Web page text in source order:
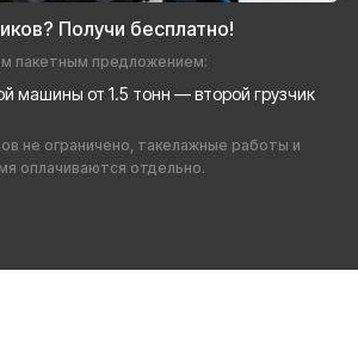
Получи бесплатно!
пакетным предложением:
машины от 1.5 тонн — второй грузчик
не ограничено, такелажные работы и
оплачиваются отдельно.